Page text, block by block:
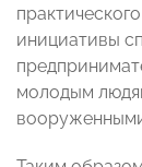
инициативы
молодым